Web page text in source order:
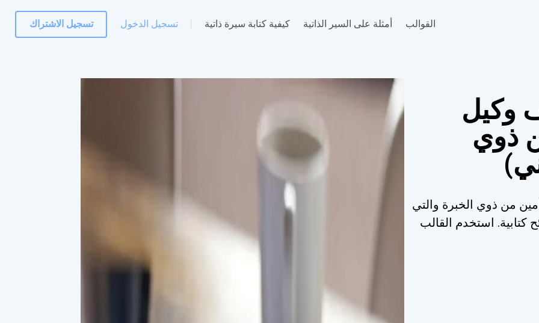
القوالب أمثلة على السير الذاتية كيفية كتابة سيرة ذاتية تسجيل الدخول تسجيل الاشتراك
وكيل
ذوي
من ذوي الخبرة والتي
كتابية. استخدم القالب